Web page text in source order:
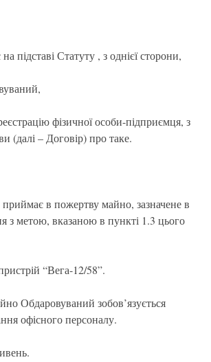
підставі Статуту , з однієї сторони,
фізичної особи-підприємця, з
(далі – Договір) про таке.
в пожертву майно, зазначене в
з метою, вказаною в пункті 1.3 цього
“Вега-12/58”.
Обдаровуваний зобов’язується
офісного персоналу.